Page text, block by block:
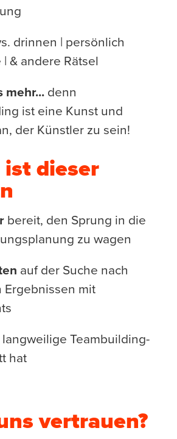
drinnen | persönlich
& andere Rätsel
mehr...denn
ist eine Kunst und
der Künstler zu sein!
dieser
bereit, den Sprung in die
zu wagen
auf der Suche nach
Ergebnissen mit
Teambuilding-
hat
vertrauen?